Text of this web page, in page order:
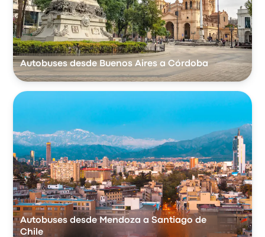
Autobuses desde Buenos Aires a Córdoba
Autobuses desde Mendoza a Santiago de
Chile